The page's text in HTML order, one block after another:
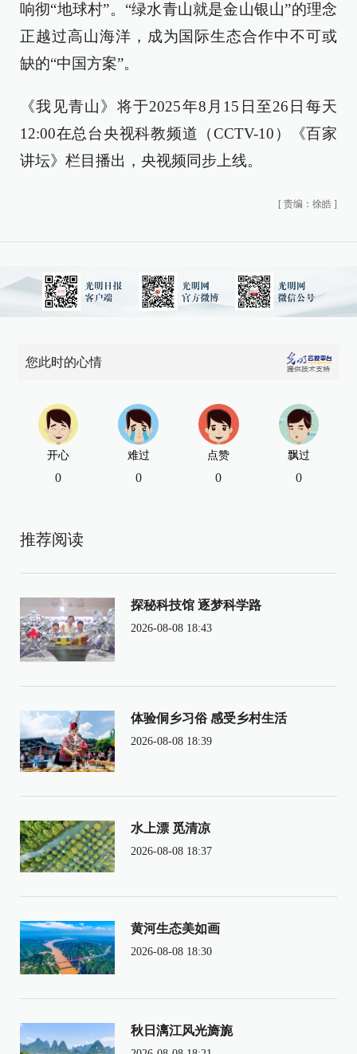
响彻“地球村”。“绿水青山就是金山银山”的理念
正越过高山海洋，成为国际生态合作中不可或
缺的“中国方案”。
《我见青山》将于2025年8月15日至26日每天
12:00在总台央视科教频道（CCTV-10）《百家
讲坛》栏目播出，央视频同步上线。
[ 责编：徐皓 ]
您此时的心情
开心
0
难过
0
点赞
0
飘过
0
推荐阅读
探秘科技馆 逐梦科学路
2026-08-08 18:43
体验侗乡习俗 感受乡村生活
2026-08-08 18:39
水上漂 觅清凉
2026-08-08 18:37
黄河生态美如画
2026-08-08 18:30
秋日漓江风光旖旎